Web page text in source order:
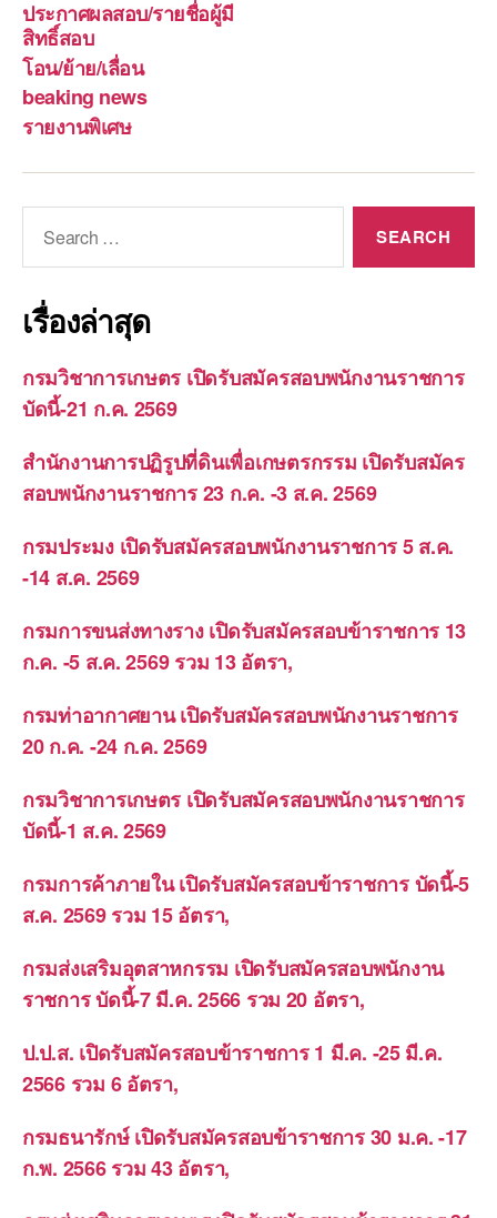
ประกาศผลสอบ/รายชื่อผู้มี
สิทธิ์สอบ
โอน/ย้าย/เลื่อน
beaking news
รายงานพิเศษ
เรื่องล่าสุด
กรมวิชาการเกษตร เปิดรับสมัครสอบพนักงานราชการ
บัดนี้-21 ก.ค. 2569
สำนักงานการปฏิรูปที่ดินเพื่อเกษตรกรรม เปิดรับสมัคร
สอบพนักงานราชการ 23 ก.ค. -3 ส.ค. 2569
กรมประมง เปิดรับสมัครสอบพนักงานราชการ 5 ส.ค.
-14 ส.ค. 2569
กรมการขนส่งทางราง เปิดรับสมัครสอบข้าราชการ 13
ก.ค. -5 ส.ค. 2569 รวม 13 อัตรา,
กรมท่าอากาศยาน เปิดรับสมัครสอบพนักงานราชการ
20 ก.ค. -24 ก.ค. 2569
กรมวิชาการเกษตร เปิดรับสมัครสอบพนักงานราชการ
บัดนี้-1 ส.ค. 2569
กรมการค้าภายใน เปิดรับสมัครสอบข้าราชการ บัดนี้-5
ส.ค. 2569 รวม 15 อัตรา,
กรมส่งเสริมอุตสาหกรรม เปิดรับสมัครสอบพนักงาน
ราชการ บัดนี้-7 มี.ค. 2566 รวม 20 อัตรา,
ป.ป.ส. เปิดรับสมัครสอบข้าราชการ 1 มี.ค. -25 มี.ค.
2566 รวม 6 อัตรา,
กรมธนารักษ์ เปิดรับสมัครสอบข้าราชการ 30 ม.ค. -17
ก.พ. 2566 รวม 43 อัตรา,